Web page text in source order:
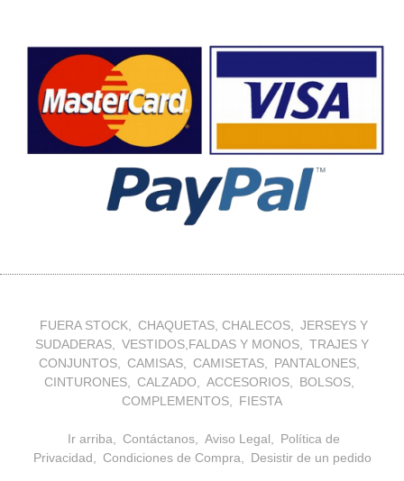
FUERA STOCK CHAQUETAS, CHALECOS
JERSEYS Y
SUDADERAS
VESTIDOS,FALDAS Y MONOS
TRAJES Y
CONJUNTOS
CAMISAS CAMISETAS
PANTALONES
CINTURONES
CALZADO ACCESORIOS
BOLSOS
COMPLEMENTOS
FIESTA
Ir arriba Contáctanos Aviso Legal
Política de
Privacidad
Condiciones de Compra Desistir de un pedido